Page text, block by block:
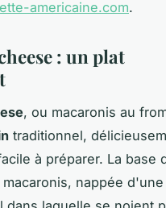
americaine.com.
: un plat
, ou macaronis au
traditionnel,
à préparer. La base
macaronis, nappée